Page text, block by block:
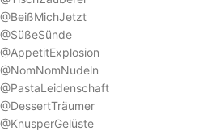
@BeißMichJetzt
@SüßeSünde
@AppetitExplosion
@NomNomNudeln
@PastaLeidenschaft
@DessertTräumer
@KnusperGelüste